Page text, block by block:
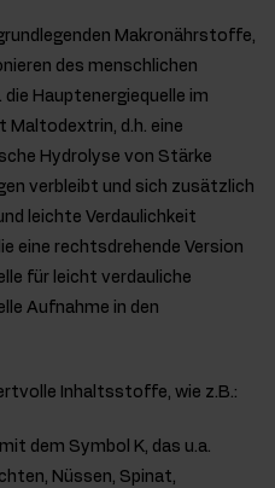
Makronährstoffe,
des menschlichen
die Hauptenergiequelle im
Maltodextrin, d.h. eine
Hydrolyse von Stärke
verbleibt und sich zusätzlich
leichte Verdaulichkeit
eine rechtsdrehende Version
für leicht verdauliche
Aufnahme in den
Inhaltsstoffe, wie z.B.:
dem Symbol K, das u.a.
Nüssen, Spinat,